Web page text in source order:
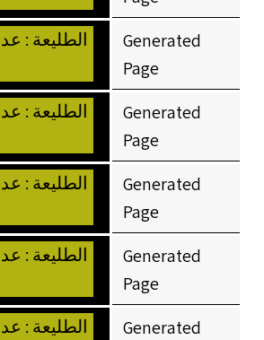
Generated
Page
Generated
Page
Generated
Page
Generated
Page
Generated